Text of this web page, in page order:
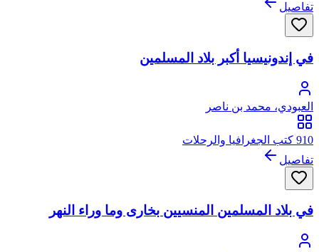
تفاصيل
في إندونيسيا أكبر بلاد المسلمين
العبودي، محمد بن ناصر
910 كتب الجغرافيا والرحلات
تفاصيل
في بلاد المسلمين المنسيين بخارى وما وراء النهر